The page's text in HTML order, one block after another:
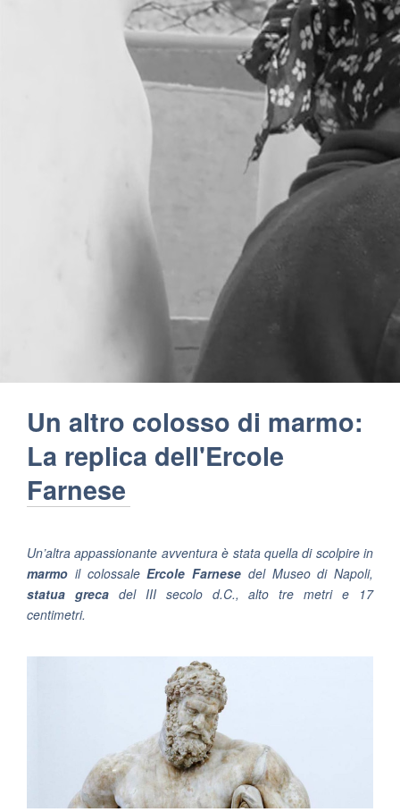
Un altro colosso di marmo:
La replica dell'Ercole
Farnese
Un’altra appassionante avventura è stata quella di scolpire in
marmo il colossaleErcole Farnese del Museo di Napoli,
statua grecadel III secolo d.C., alto tre metri e 17
centimetri.